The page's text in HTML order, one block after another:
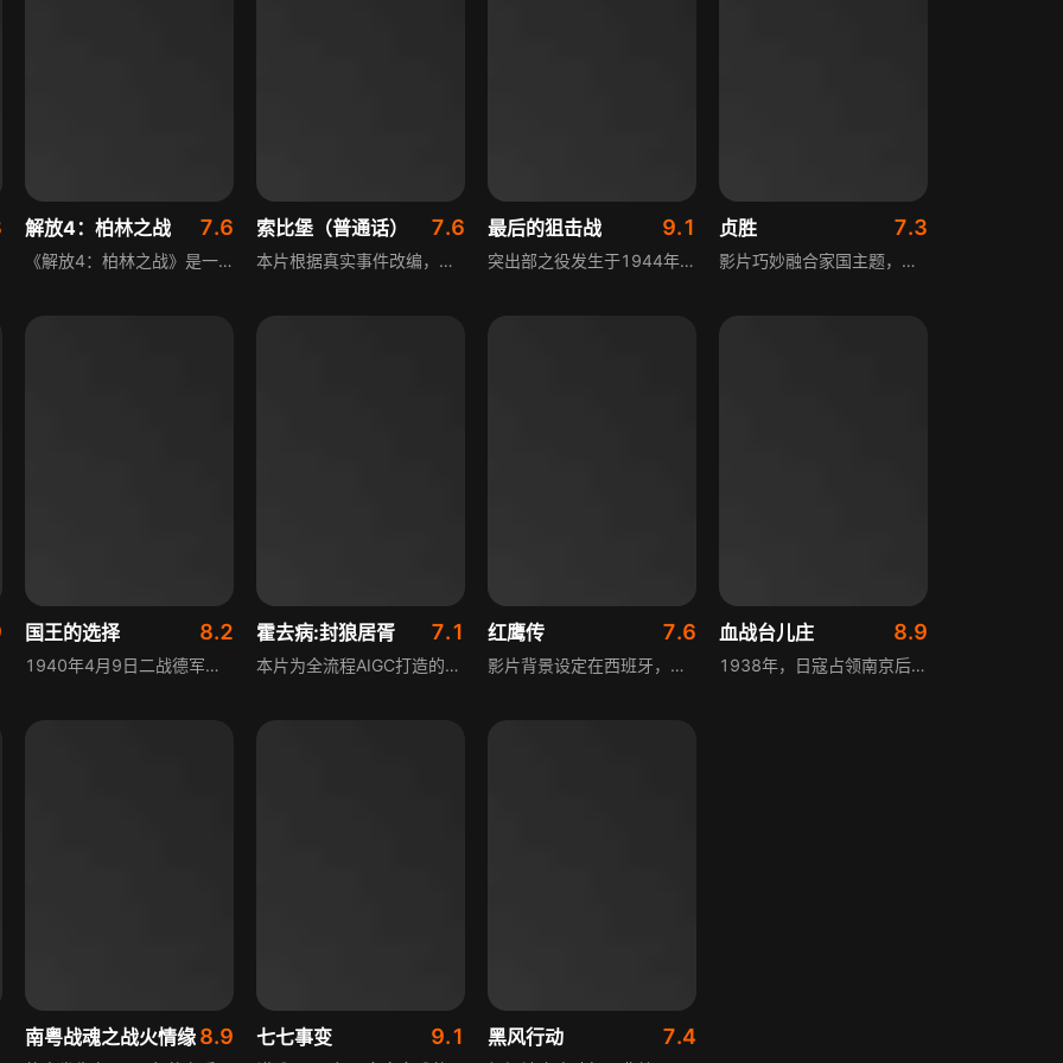
解放4：柏林之战 7.6
《解放4：柏林之战》是一部二战题材电影，由原苏联制作，讲述了二战历史上仅次于斯大林格勒战役的柏林战役。影片以宏大的战争场面、真实的历史还原，展现了二战后期苏德双方在柏林城下的激烈较量，聚焦战役中的关键人物与重大事件，刻画了战争的残酷与人性的挣扎，再现了这场决定二战结局的关键战役的全貌。
索比堡（普通话） 7.6
本片根据真实事件改编，聚焦二战时期波兰四大集中营之一的索比堡死亡集中营，讲述苏联军官Alexander Pechersky的英雄事迹。他在三周时间内，组织被囚人员发起反抗行动，成功带领大批人员逃离，虽有人途中牺牲，幸存的人们随后纷纷加入反法西斯游击队，用行动对抗纳粹暴行，彰显了绝境中的勇气与抗争精神。
最后的狙击战 9.1
突出部之役发生于1944年12月16日到1945年1月25日，是纳粹德国在二战末期于欧洲西线战场比利时瓦隆的亚尔丁地区发动的大规模攻势。这场战役是纳粹德国在二战西线的最后一次大规模进攻行动，与此次战役协调进行的还有地板行动、狮鹫行动等多次相关作战，是二战后期西线战场极具代表性的重要战役之一。
贞胜 7.3
影片巧妙融合家国主题，真实彰显抗战时期共产党人舍小家为大家、舍小义取大义的情怀，以及不怕牺牲、一心报国为民的坚定信念与赤胆忠心。塑造了以任志贞（杨清 饰）为代表的一批有勇有谋、坚韧不屈、大义凛然，为民族复兴大业慷慨赴死的革命烈士形象，传递出深沉的家国情怀。
国王的选择 8.2
1940年4月9日二战德军兵临奥斯陆，强敌压境且面临退位威胁时，挪威独立后首位国王哈康七世，陷入抗战或投降、流亡或退位的艰难抉择。影片还原当时的历史背景，聚焦这位国王在国家命运转折关头的抉择，这一决定将永远改变挪威的发展轨迹。
霍去病:封狼居胥 7.1
本片为全流程AIGC打造的史诗古装历史影片，影片聚焦少年战神霍去病传奇一生，从少年从军、勇冠三军，到驰骋漠北、千里奔袭，一路横扫匈奴、破关斩将，演绎封狼居胥、禅于姑衍的千古封神壮举。少年傲气、家国情怀、沙场铁血、君臣知己、大漠豪情交织，再现大汉铁骑的锋芒与华夏少年将军的绝代风骨。
红鹰传 7.6
影片背景设定在西班牙，当时欧洲多个大国的首脑齐聚西班牙，表面召开和平会议，实则暗藏绑架西班牙国王、瓜分西班牙领土的阴谋。为确保阴谋得逞，会议核心人物桑迪拉纳夫人雇用血腥哥萨克人追杀怪侠红鹰，防止他从中阻挠。此时红鹰正面临哥萨克的追杀，国王的生命与西班牙国土岌岌可危，面对虎视眈眈的敌人与受伤的亲人，红鹰将面临艰难的抉择。
血战台儿庄 8.9
1938年，日寇占领南京后，计划由南北两面包抄津浦路与陇海路枢纽华东重镇徐州，实现对华东的全面占领。国民党第五战区司令长官李宗仁临危受命，指挥保卫徐州、抵抗日寇。日寇入侵山东，陆军上将韩复榘畏战逃跑，将济南拱手让与日军，蒋介石整饬军纪将韩某枪决。李宗仁将川军纳入麾下，劝蒋介石恢复张自忠指挥权，构筑抗日统一战线，张自忠率部奔赴临沂，与庞炳勋部死战日军，拉开台儿庄大捷序幕。
南粤战魂之战火情缘 8.9 七七事变 9.1 黑风行动 7.4